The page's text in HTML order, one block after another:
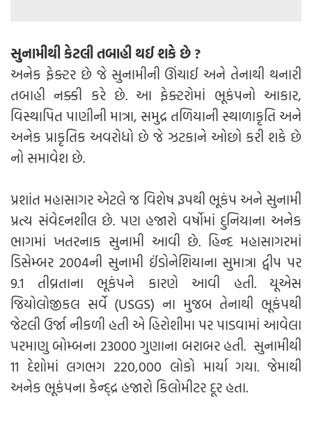
સુનામીથી કેટલી તબાહી થઈ શકે છે ?
અનેક ફેક્ટર છે જે સુનામીની ઊંચાઈ અને તેનાથી થનારી
તબાહી નક્કી કરે છે. આ ફેક્ટરોમાં ભૂકંપનો આકાર,
વિસ્થાપિત પાણીની માત્રા, સમુદ્ર તળિયાની સ્થાળાકૃતિ અને
અનેક પ્રાકૃતિક અવરોધો છે જે ઝટકાને ઓછો કરી શકે છે
નો સમાવેશ છે.
પ્રશાંત મહાસાગર એટલે જ વિશેષ રૂપથી ભૂકંપ અને સુનામી
પ્રત્ય સંવેદનશીલ છે. પણ હજારો વર્ષોમાં દુનિયાના અનેક
ભાગમાં ખતરનાક સુનામી આવી છે. હિન્દ મહાસાગરમાં
ડિસેમ્બર 2004ની સુનામી ઈંડોનેશિયાના સુમાત્રા દ્વીપ પર
9.1 તીવ્રતાના ભૂકંપને કારણે આવી હતી. યૂએસ
જિયોલોજીકલ સર્વે (USGS) ના મુજબ તેનાથી ભૂકંપથી
જેટલી ઉર્જા નીકળી હતી એ હિરોશીમા પર પાડવામાં આવેલા
પરમાણુ બોમ્બના 23000 ગુણાના બરાબર હતી. સુનામીથી
11 દેશોમાં લગભગ 220,000 લોકો માર્યા ગયા. જેમાથી
અનેક ભૂકંપના કેન્દ્દ્ર હજારો કિલોમીટર દૂર હતા.